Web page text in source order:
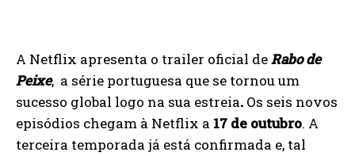
A Netflix apresenta o trailer oficial deRabo de
Peixe, a série portuguesa que se tornou um
sucesso global logo na sua estreia. Os seis novos
episódios chegam à Netflix a 17 de outubro. A
terceira temporada já está confirmada e, tal